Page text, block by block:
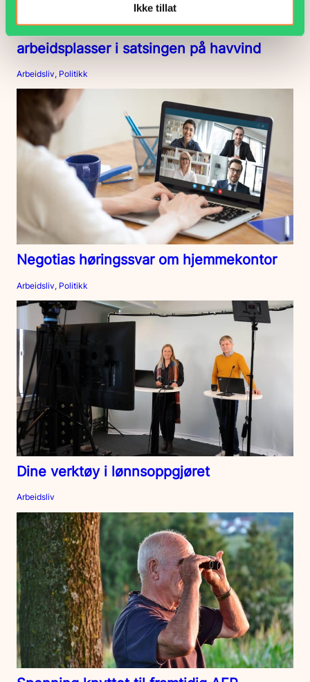
Ikke tillat
Negotia vil ha tydeligere fokus på norske
arbeidsplasser i satsingen på havvind
Arbeidsliv, Politikk
Negotias høringssvar om hjemmekontor
Arbeidsliv, Politikk
Dine verktøy i lønnsoppgjøret
Arbeidsliv